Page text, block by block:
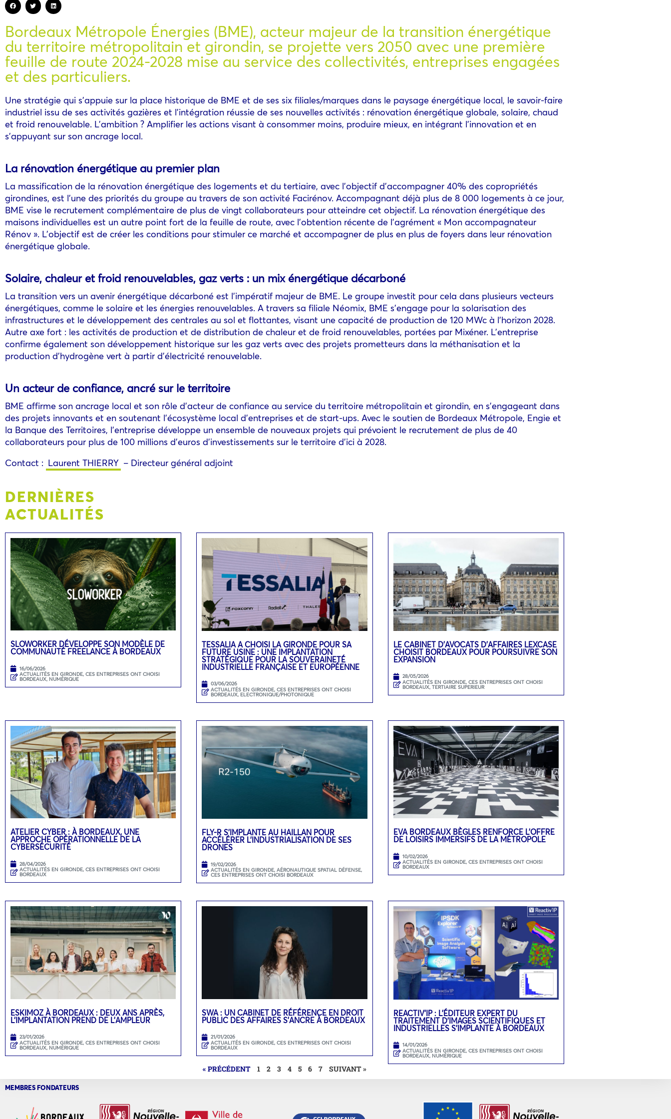
Bordeaux Métropole Énergies (BME), acteur majeur de la transition énergétique
du territoire métropolitain et girondin, se projette vers 2050 avec une première
feuille de route 2024-2028 mise au service des collectivités, entreprises engagées
et des particuliers.
Une stratégie qui s’appuie sur la place historique de BME et de ses six filiales/marques dans le paysage énergétique local, le savoir-faire
industriel issu de ses activités gazières et l’intégration réussie de ses nouvelles activités : rénovation énergétique globale, solaire, chaud
et froid renouvelable. L’ambition ? Amplifier les actions visant à consommer moins, produire mieux, en intégrant l’innovation et en
s’appuyant sur son ancrage local.
La rénovation énergétique au premier plan
La massification de la rénovation énergétique des logements et du tertiaire, avec l’objectif d’accompagner 40% des copropriétés
girondines, est l’une des priorités du groupe au travers de son activité Facirénov. Accompagnant déjà plus de 8 000 logements à ce jour,
BME vise le recrutement complémentaire de plus de vingt collaborateurs pour atteindre cet objectif. La rénovation énergétique des
maisons individuelles est un autre point fort de la feuille de route, avec l’obtention récente de l’agrément « Mon accompagnateur
Rénov ». L’objectif est de créer les conditions pour stimuler ce marché et accompagner de plus en plus de foyers dans leur rénovation
énergétique globale.
Solaire, chaleur et froid renouvelables, gaz verts : un mix énergétique décarboné
La transition vers un avenir énergétique décarboné est l’impératif majeur de BME. Le groupe investit pour cela dans plusieurs vecteurs
énergétiques, comme le solaire et les énergies renouvelables. A travers sa filiale Néomix, BME s’engage pour la solarisation des
infrastructures et le développement des centrales au sol et flottantes, visant une capacité de production de 120 MWc à l’horizon 2028.
Autre axe fort : les activités de production et de distribution de chaleur et de froid renouvelables, portées par Mixéner. L’entreprise
confirme également son développement historique sur les gaz verts avec des projets prometteurs dans la méthanisation et la
production d’hydrogène vert à partir d’électricité renouvelable.
Un acteur de confiance, ancré sur le territoire
BME affirme son ancrage local et son rôle d’acteur de confiance au service du territoire métropolitain et girondin, en s’engageant dans
des projets innovants et en soutenant l’écosystème local d’entreprises et de start-ups. Avec le soutien de Bordeaux Métropole, Engie et
la Banque des Territoires, l’entreprise développe un ensemble de nouveaux projets qui prévoient le recrutement de plus de 40
collaborateurs pour plus de 100 millions d’euros d’investissements sur le territoire d’ici à 2028.
Contact : Laurent THIERRY – Directeur général adjoint
DERNIÈRES
ACTUALITÉS
SLOWORKER DÉVELOPPE SON MODÈLE DE
COMMUNAUTÉ FREELANCE À BORDEAUX
16/06/2026
ACTUALITÉS EN GIRONDE, CES ENTREPRISES ONT CHOISI
BORDEAUX, NUMÉRIQUE
TESSALIA A CHOISI LA GIRONDE POUR SA
FUTURE USINE : UNE IMPLANTATION
STRATÉGIQUE POUR LA SOUVERAINETÉ
INDUSTRIELLE FRANÇAISE ET EUROPÉENNE
03/06/2026
ACTUALITÉS EN GIRONDE,CES ENTREPRISES ONT CHOISI
BORDEAUX, ELECTRONIQUE/PHOTONIQUE
LE CABINET D’AVOCATS D’AFFAIRES LEXCASE
CHOISIT BORDEAUX POUR POURSUIVRE SON
EXPANSION
28/05/2026
ACTUALITÉS EN GIRONDE, CES ENTREPRISES ONT CHOISI
BORDEAUX, TERTIAIRE SUPERIEUR
ATELIER CYBER : À BORDEAUX, UNE
APPROCHE OPÉRATIONNELLE DE LA
CYBERSÉCURITÉ
28/04/2026
ACTUALITÉS EN GIRONDE, CES ENTREPRISES ONT CHOISI
BORDEAUX
FLY-R S’IMPLANTE AU HAILLAN POUR
ACCÉLÉRER L’INDUSTRIALISATION DE SES
DRONES
19/02/2026
ACTUALITÉS EN GIRONDE,AÉRONAUTIQUE SPATIAL DÉFENSE,
CES ENTREPRISES ONT CHOISI BORDEAUX
EVA BORDEAUX BÈGLES RENFORCE L’OFFRE
DE LOISIRS IMMERSIFS DE LA MÉTROPOLE
10/02/2026
ACTUALITÉS EN GIRONDE, CES ENTREPRISES ONT CHOISI
BORDEAUX
ESKIMOZ À BORDEAUX : DEUX ANS APRÈS,
L’IMPLANTATION PREND DE L’AMPLEUR
23/01/2026
ACTUALITÉS EN GIRONDE, CES ENTREPRISES ONT CHOISI
BORDEAUX, NUMÉRIQUE
SWA : UN CABINET DE RÉFÉRENCE EN DROIT
PUBLIC DES AFFAIRES S’ANCRE À BORDEAUX
21/01/2026
ACTUALITÉS EN GIRONDE,CES ENTREPRISES ONT CHOISI
BORDEAUX
REACTIV’IP : L’ÉDITEUR EXPERT DU
TRAITEMENT D’IMAGES SCIENTIFIQUES ET
INDUSTRIELLES S’IMPLANTE À BORDEAUX
14/01/2026
ACTUALITÉS EN GIRONDE, CES ENTREPRISES ONT CHOISI
BORDEAUX, NUMÉRIQUE
« PRÉCÉDENT 1 2 3 4 5 6 7 SUIVANT »
MEMBRES FONDATEURS